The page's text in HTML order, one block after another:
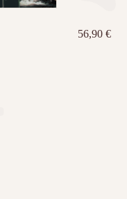
56,90€